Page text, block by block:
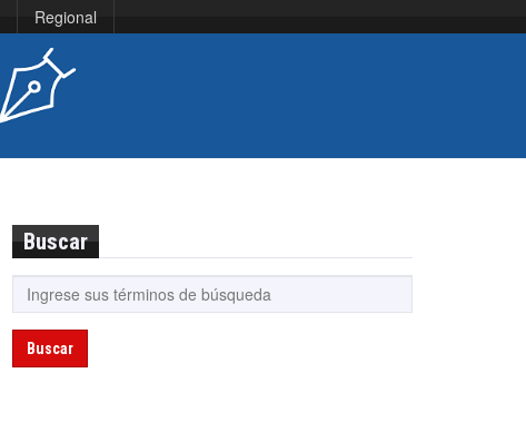
Regional
Buscar
Buscar